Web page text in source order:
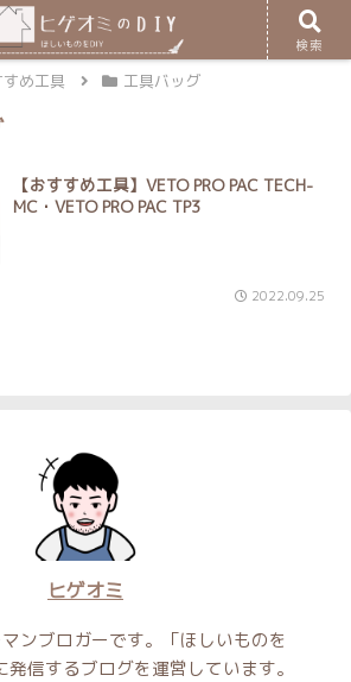
すめ工具 工具バッグ
【おすすめ工具】VETO PRO PAC TECH-
MC・VETO PRO PAC TP3
2022.09.25
ヒゲオミ
ンブロガーです。「ほしいものを
信するブログを運営しています。
検索